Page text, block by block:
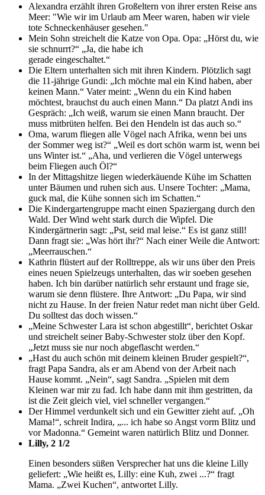
Alexandra erzählt ihren Großeltern von ihrer ersten Reise ans
Meer: "Wie wir im Urlaub am Meer waren, haben wir viele
tote Schneckenhäuser gesehen."
Mein Sohn streichelt die Katze von Opa. Opa: „Hörst du, wie
sie schnurrt?“ „Ja, die habe ich
gerade eingeschaltet.“
Die Eltern unterhalten sich mit ihren Kindern. Plötzlich sagt
die 11-jährige Gundi: „Ich möchte mal ein Kind haben, aber
keinen Mann.“ Vater meint: „Wenn du ein Kind haben
möchtest, brauchst du auch einen Mann.“ Da platzt Andi ins
Gespräch: „Ich weiß, warum sie einen Mann braucht. Der
muss mitbrüten helfen. Bei den Hendeln ist das auch so.“
Oma, warum fliegen alle Vögel nach Afrika, wenn bei uns
der Sommer weg ist?“ „Weil es dort schön warm ist, wenn bei
uns Winter ist.“ „Aha, und verlieren die Vögel unterwegs
beim Fliegen auch Öl?“
In der Mittagshitze liegen wiederkäuende Kühe im Schatten
unter Bäumen und ruhen sich aus. Unsere Tochter: „Mama,
guck mal, die Kühe sonnen sich im Schatten.“
Die Kindergartengruppe macht einen Spaziergang durch den
Wald. Der Wind weht stark durch die Wipfel. Die
Kindergärtnerin sagt: „Pst, seid mal leise.“ Es ist ganz still!
Dann fragt sie: „Was hört ihr?“ Nach einer Weile die Antwort:
„Meerrauschen.“
Kathrin flüstert auf der Rolltreppe, als wir uns über den Preis
eines neuen Spielzeugs unterhalten, das wir soeben gesehen
haben. Ich bin darüber natürlich sehr erstaunt und frage sie,
warum sie denn flüstere. Ihre Antwort: „Du Papa, wir sind
nicht zu Hause. In der freien Natur redet man nicht über Geld.
Du solltest das doch wissen.“
„Meine Schwester Lara ist schon abgestillt“, berichtet Oskar
und streichelt seiner Baby-Schwester stolz über den Kopf.
„Jetzt muss sie nur noch abgeflascht werden.“
„Hast du auch schön mit deinem kleinen Bruder gespielt?“,
fragt Papa Sandra, als er am Abend von der Arbeit nach
Hause kommt. „Nein“, sagt Sandra. „Spielen mit dem
Kleinen war mir zu fad. Ich habe dann mit ihm gestritten, da
ist die Zeit gleich viel, viel schneller vergangen.“
Der Himmel verdunkelt sich und ein Gewitter zieht auf. „Oh
Mama!“, schreit Indira, „... ich habe so Angst vorm Blitz und
vor Madonna.“ Gemeint waren natürlich Blitz und Donner.
Lilly, 2 1/2
Einen besonders süßen Versprecher hat uns die kleine Lilly
geliefert: „Wie heißt es, Lilly: eine Kuh, zwei ...?“ fragt
Mama. „Zwei Kuchen“, antwortet Lilly.